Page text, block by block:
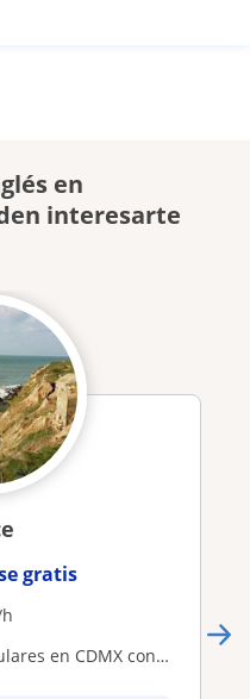
en
interesarte
gratis
con profesor Nativo